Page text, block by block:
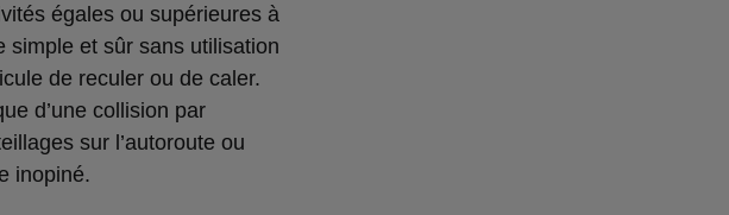
égales ou supérieures à
simple et sûr sans utilisation
de reculer ou de caler.
d’une collision par
sur l’autoroute ou
inopiné.